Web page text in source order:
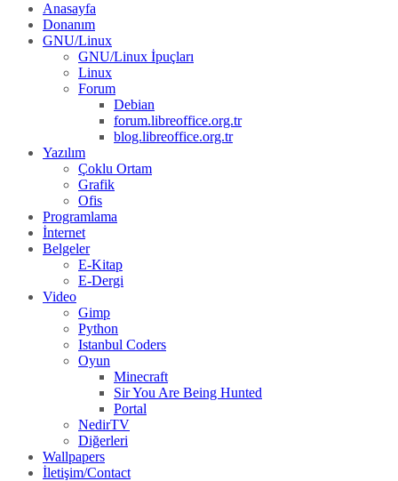
Anasayfa
Donanım
GNU/Linux
GNU/Linux İpuçları
Linux
Forum
Debian
forum.libreoffice.org.tr
blog.libreoffice.org.tr
Yazılım
Çoklu Ortam
Grafik
Ofis
Programlama
İnternet
Belgeler
E-Kitap
E-Dergi
Video
Gimp
Python
Istanbul Coders
Oyun
Minecraft
Sir You Are Being Hunted
Portal
NedirTV
Diğerleri
Wallpapers
İletişim/Contact